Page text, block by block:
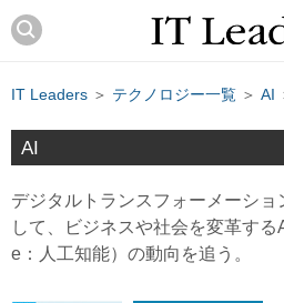
IT Leaders ＞ テクノロジー一覧 ＞ AI
AI
デジタルトランスフォーメーショ
して、ビジネスや社会を変革す
e：人工知能）の動向を追う。